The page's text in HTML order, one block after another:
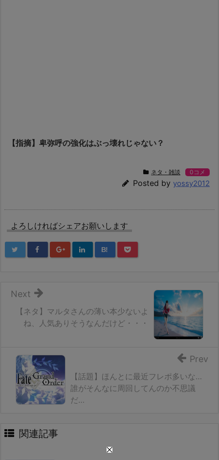
【指摘】卑弥呼の強化はぶっ壊れじゃない？
ネタ・雑談 0コメ
Posted by yossy2012
よろしければシェアお願いします
B!
【ネタ】マルタさんの薄い本少ないよ
ね、人気ありそうなんだけど・・・
Next
【話題】ほんとに最近フレポ多いな…
誰がそんなに周回してんのか不思議
だ…
Prev
関連記事